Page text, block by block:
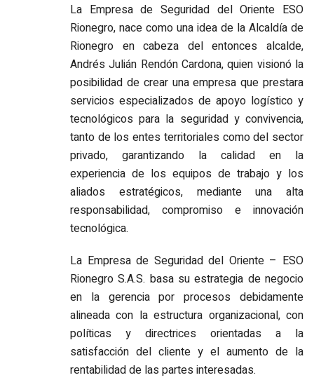
La Empresa de Seguridad del Oriente ESO
Rionegro, nace como una idea de la Alcaldía de
Rionegro en cabeza del entonces alcalde,
Andrés Julián Rendón Cardona, quien visionó la
posibilidad de crear una empresa que prestara
servicios especializados de apoyo logístico y
tecnológicos para la seguridad y convivencia,
tanto de los entes territoriales como del sector
privado, garantizando la calidad en la
experiencia de los equipos de trabajo y los
aliados estratégicos, mediante una alta
responsabilidad, compromiso e innovación
tecnológica.
La Empresa de Seguridad del Oriente – ESO
Rionegro S.A.S. basa su estrategia de negocio
en la gerencia por procesos debidamente
alineada con la estructura organizacional, con
políticas y directrices orientadas a la
satisfacción del cliente y el aumento de la
rentabilidad de las partes interesadas.